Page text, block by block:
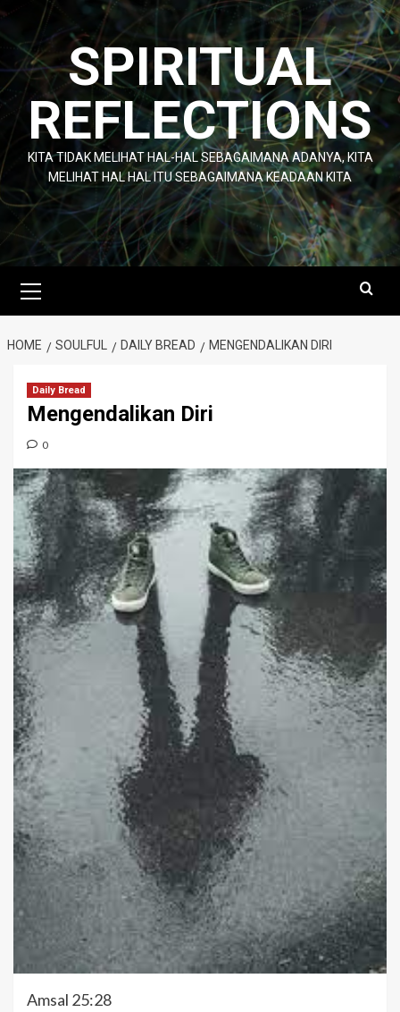
Skip
content
SPIRITUAL
REFLECTIONS
KITA TIDAK MELIHAT HAL-HAL SEBAGAIMANA ADANYA, KITA
MELIHAT HAL HAL ITU SEBAGAIMANA KEADAAN KITA
Menu
HOME SOULFUL DAILY BREAD MENGENDALIKAN DIRI
Daily Bread
Mengendalikan Diri
0
Amsal 25:28